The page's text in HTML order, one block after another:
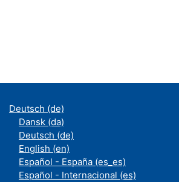
Deutsch ‎(de)‎
Dansk ‎(da)‎
Deutsch ‎(de)‎
English ‎(en)‎
Español - España ‎(es_es)‎
Español - Internacional ‎(es)‎